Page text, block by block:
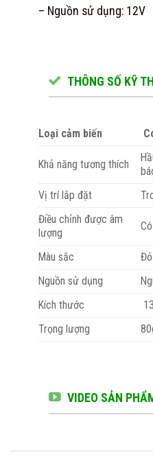
– Nguồn sử dụng: 12V
THÔNG SỐ KỸ
Loại cảm biến
Khả năng tương thích
Vị trí lắp đặt
Điều chỉnh được âm
lượng
Có
Màu sắc
Nguồn sử dụng
Kích thước
Trọng lượng
VIDEO SẢN